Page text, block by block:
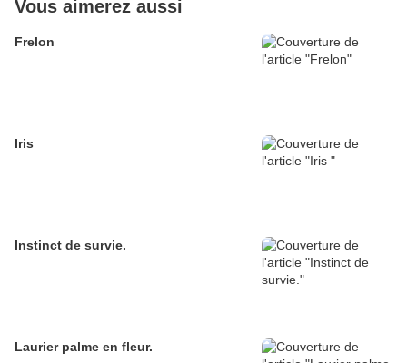
Vous aimerez aussi
Frelon
Iris
Instinct de survie.
Laurier palme en fleur.